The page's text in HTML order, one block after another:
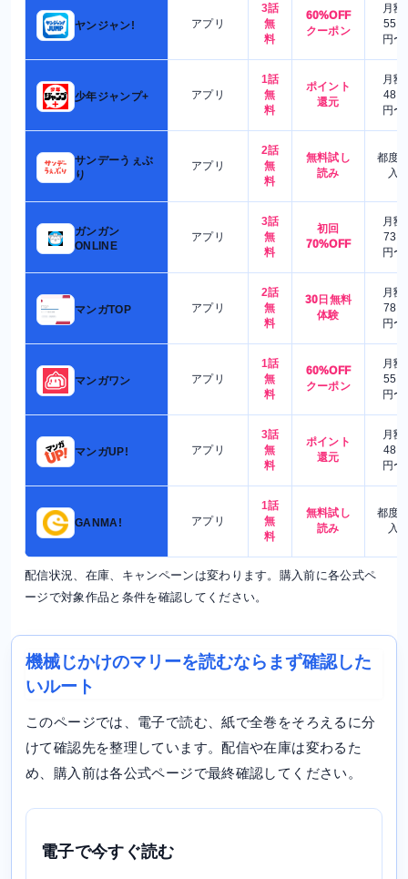
ヤンジャン! アプリ
3話
無
料
60%OFF
クーポン
月額
550
円〜
少年ジャンプ+ アプリ
1話
無
料
ポイント
還元
月額
480
円〜
サンデーうぇぶ
り
アプリ
2話
無
料
無料試し
読み
都度
入
ガンガン
ONLINE
アプリ
3話
無
料
初回
70%OFF
月額
730
円〜
マンガTOP アプリ
2話
無
料
30日無料
体験
月額
780
円〜
マンガワン アプリ
1話
無
料
60%OFF
クーポン
月額
550
円〜
マンガUP! アプリ
3話
無
料
ポイント
還元
月額
480
円〜
GANMA! アプリ
1話
無
料
無料試し
読み
都度
入
配信状況、在庫、キャンペーンは変わります。購入前に各公式ペ
ージで対象作品と条件を確認してください。
機械じかけのマリーを読むならまず確認した
いルート
このページでは、電子で読む、紙で全巻をそろえるに分
けて確認先を整理しています。配信や在庫は変わるた
め、購入前は各公式ページで最終確認してください。
電子で今すぐ読む